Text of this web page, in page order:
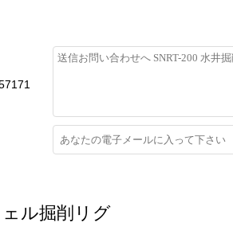
ル掘削リグ